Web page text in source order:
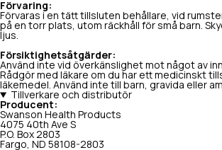
Förvaring:
Förvaras i en tätt tillsluten behållare, vid
på en torr plats, utom räckhåll för små barn.
ljus.
Försiktighetsåtgärder:
Använd inte vid överkänslighet mot något av
Rådgör med läkare om du har ett medicinskt
läkemedel. Använd inte till barn, gravida eller
Tillverkare och distributör
Producent:
Swanson Health Products
4075 40th Ave S
P.O. Box 2803
Fargo, ND 58108-2803